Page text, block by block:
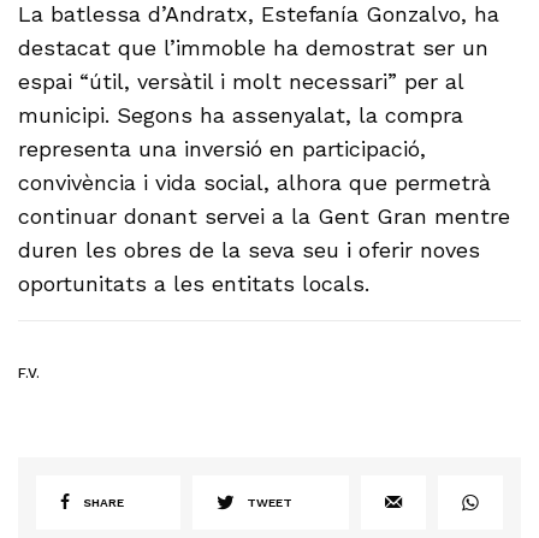
La batlessa d’Andratx, Estefanía Gonzalvo, ha
destacat que l’immoble ha demostrat ser un
espai “útil, versàtil i molt necessari” per al
municipi. Segons ha assenyalat, la compra
representa una inversió en participació,
convivència i vida social, alhora que permetrà
continuar donant servei a la Gent Gran mentre
duren les obres de la seva seu i oferir noves
oportunitats a les entitats locals.
F.V.
SHARE TWEET